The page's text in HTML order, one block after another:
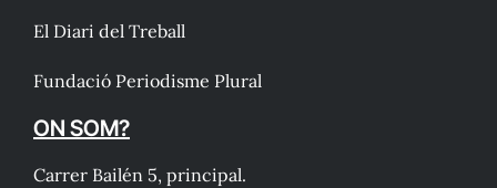
El Diari del Treball
Fundació Periodisme Plural
ON SOM?
Carrer Bailén 5, principal.